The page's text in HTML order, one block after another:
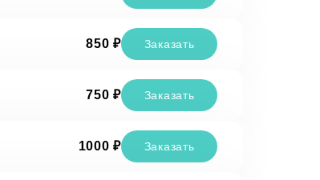
850 ₽ Заказать
750 ₽ Заказать
1000 ₽ Заказать